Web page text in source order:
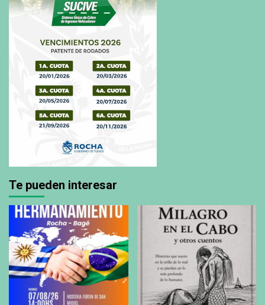
Te pueden interesar